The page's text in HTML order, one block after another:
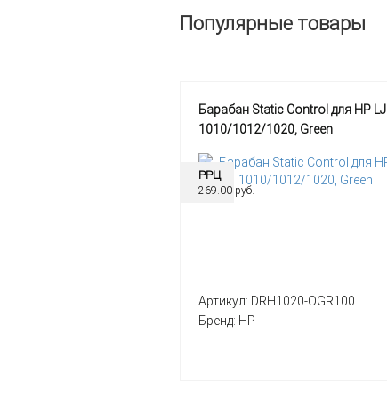
Популярные товары
РРЦ
269.00 руб.
Барабан Static Control для HP LJ
1010/1012/1020, Green
Артикул: DRH1020-OGR100
Бренд: HP